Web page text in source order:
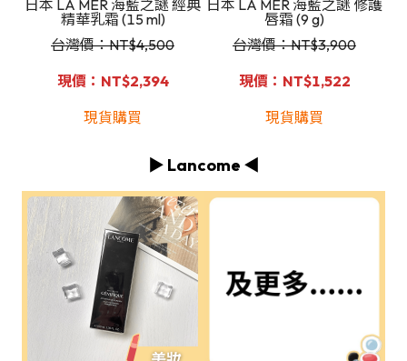
日本 LA MER 海藍之謎 經典
精華乳霜 (15 ml)
台灣價：NT$4,500
現價：NT$2,394
現貨購買
日本 LA MER 海藍之謎 修護
唇霜 (9 g)
台灣價：NT$3,900
現價：NT$1,522
現貨購買
▶️ Lancome ◀️